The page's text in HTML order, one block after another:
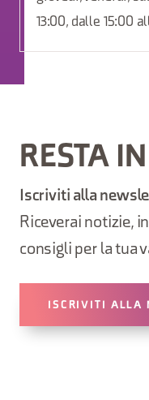
13:00, dalle 15:00
RESTA
Iscriviti alla
Riceverai notizie,
consigli per la tua
ISCRIVITI ALLA